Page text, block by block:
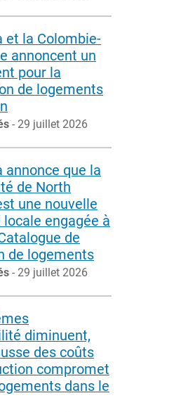
et la Colombie-
annoncent un
pour la
de logements
- 29 juillet 2026
annonce que la
de North
une nouvelle
engagée à
de
de logements
- 29 juillet 2026
diminuent,
des coûts
compromet
dans le